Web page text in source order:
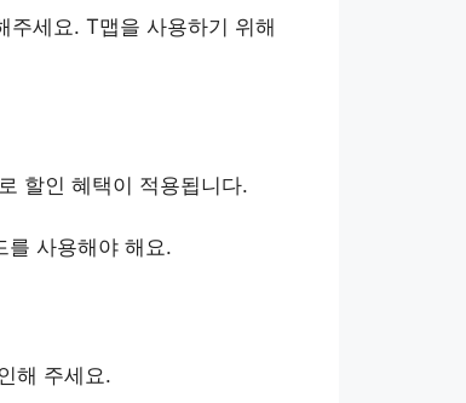
주세요. T맵을 사용하기 위해
할인 혜택이 적용됩니다.
를 사용해야 해요.
해 주세요.